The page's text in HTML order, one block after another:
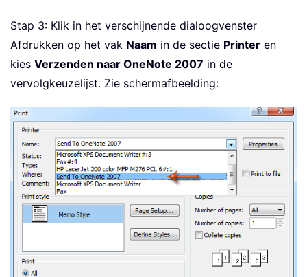
Stap 3: Klik in het verschijnende dialoogvenster
Afdrukken op het vak Naam in de sectie Printer en
kies Verzenden naar OneNote 2007 in de
vervolgkeuzelijst. Zie schermafbeelding: